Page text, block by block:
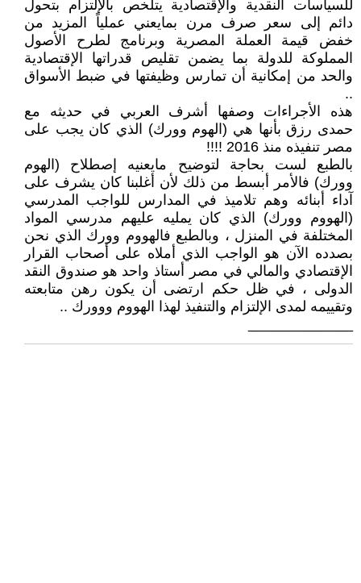
للسياسات النقدية والإقتصادية يتلخص بالإلتزام بتحول
دائم إلى سعر صرف مرن بمايعني عملياً المزيد من
خفض قيمة العملة المصرية وبرنامج لطرح الأصول
المملوكة للدولة بما يضمن تقليص قدراتها الإقتصادية
والحد من إمكانية أن تمارس وظيفتها في ضبط الأسواق
..
هذه الأجراءات وصفها أشرف العربي في حديثه مع
حمدى رزق بأنها هي (الهوم وورك) الذي كان يجب على
مصر تنفيذه منذ 2016 !!!!
بالطبع لست بحاجة لتوضيح مايعنيه إصطلاح (الهوم
وورك) فالأمر أبسط من ذلك لأن أغلبنا كان يشرف على
آداء أبنائه وهم تلاميذ في المدارس للواجب المدرسي
(الهووم وورك) الذي كان يمليه عليهم مدرسي المواد
المختلفة في المنزل ، وبالطبع فالهووم وورك الذي نحن
بصدده الآن هو الواجب الذي أملاه على أصحاب القرار
الإقتصادي والمالي في مصر أستاذ واحد هو صندوق النقد
الدولى ، في ظل حكم ارتضى أن يكون رهن متابعته
وتقييمه لمدى الإلتزام والتنفيذ لهذا الهووم ووورك ..